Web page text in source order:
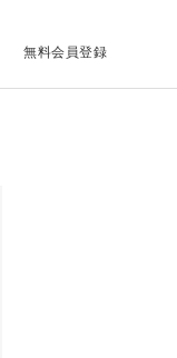
無料会員登録